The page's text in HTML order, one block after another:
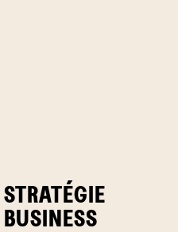
STRATÉGIE
BUSINESS